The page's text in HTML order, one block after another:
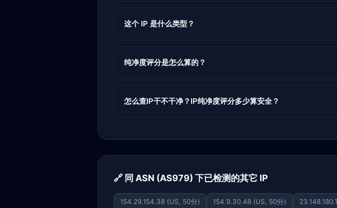
这个 IP 是什么类型？
纯净度评分是怎么算的？
怎么查IP干不干净？IP纯净度评分多少算安全？
🔗 同 ASN (AS979) 下已检测的其它 IP
154.29.154.38 (US, 50分) 154.9.30.48 (US, 50分)